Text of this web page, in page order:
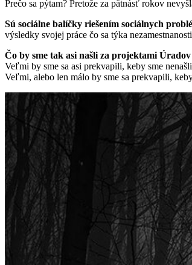
Prečo sa pýtam? Pretože za pätnásť rokov
Sú sociálne balíčky riešením sociálnych
výsledky svojej práce čo sa týka
Čo by sme tak asi našli za projektami
Veľmi by sme sa asi prekvapili, keby sme
Veľmi, alebo len málo by sme sa prekvapili,